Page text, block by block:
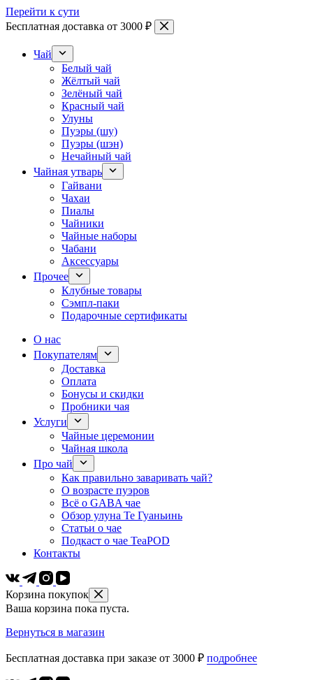
Перейти к сути
Бесплатная доставка от 3000 ₽
Чай
Белый чай
Жёлтый чай
Зелёный чай
Красный чай
Улуны
Пуэры (шу)
Пуэры (шэн)
Нечайный чай
Чайная утварь
Гайвани
Чахаи
Пиалы
Чайники
Чайные наборы
Чабани
Аксессуары
Прочее
Клубные товары
Сэмпл-паки
Подарочные сертификаты
О нас
Покупателям
Доставка
Оплата
Бонусы и скидки
Пробники чая
Услуги
Чайные церемонии
Чайная школа
Про чай
Как правильно заваривать чай?
О возрасте пуэров
Всё о GABA чае
Обзор улуна Те Гуаньинь
Статьи о чае
Подкаст о чае TeaPOD
Контакты
Корзина покупок
Ваша корзина пока пуста.
Вернуться в магазин
Бесплатная доставка при заказе от 3000 ₽ подробнее